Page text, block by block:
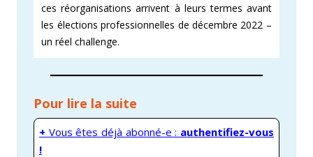
ces réorganisations arrivent à leurs termes avant
les élections professionnelles de décembre 2022 –
un réel challenge.
Pour lire la suite
+ Vous êtes déjà abonné-e : authentifiez-vous
!